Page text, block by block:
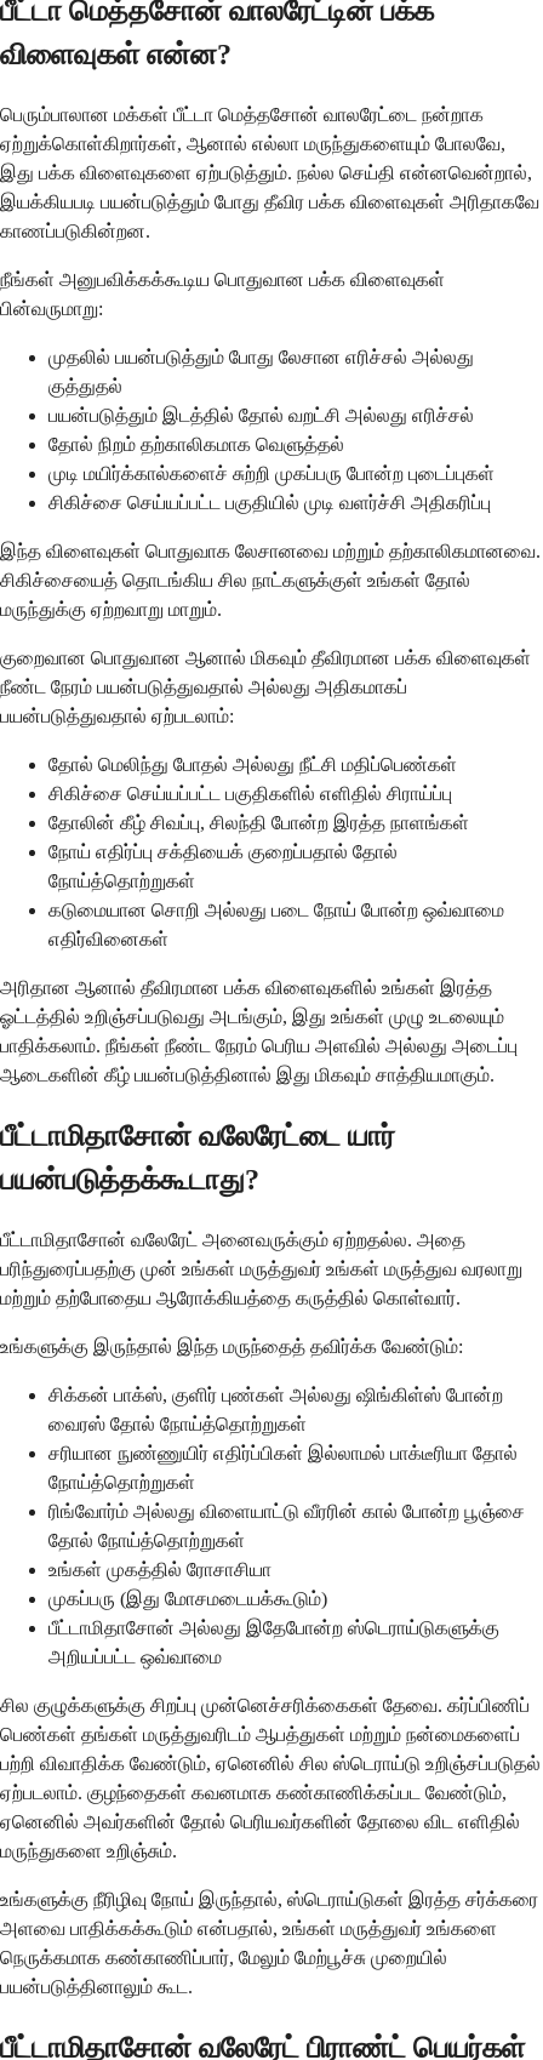
பீட்டா மெத்தசோன் வாலரேட்டின் பக்க
விளைவுகள் என்ன?
பெரும்பாலான மக்கள் பீட்டா மெத்தசோன் வாலரேட்டை நன்றாக
ஏற்றுக்கொள்கிறார்கள், ஆனால் எல்லா மருந்துகளையும் போலவே,
இது பக்க விளைவுகளை ஏற்படுத்தும். நல்ல செய்தி என்னவென்றால்,
இயக்கியபடி பயன்படுத்தும் போது தீவிர பக்க விளைவுகள் அரிதாகவே
காணப்படுகின்றன.
நீங்கள் அனுபவிக்கக்கூடிய பொதுவான பக்க விளைவுகள்
பின்வருமாறு:
முதலில் பயன்படுத்தும் போது லேசான எரிச்சல் அல்லது
குத்துதல்
பயன்படுத்தும் இடத்தில் தோல் வறட்சி அல்லது எரிச்சல்
தோல் நிறம் தற்காலிகமாக வெளுத்தல்
முடி மயிர்க்கால்களைச் சுற்றி முகப்பரு போன்ற புடைப்புகள்
சிகிச்சை செய்யப்பட்ட பகுதியில் முடி வளர்ச்சி அதிகரிப்பு
இந்த விளைவுகள் பொதுவாக லேசானவை மற்றும் தற்காலிகமானவை.
சிகிச்சையைத் தொடங்கிய சில நாட்களுக்குள் உங்கள் தோல்
மருந்துக்கு ஏற்றவாறு மாறும்.
குறைவான பொதுவான ஆனால் மிகவும் தீவிரமான பக்க விளைவுகள்
நீண்ட நேரம் பயன்படுத்துவதால் அல்லது அதிகமாகப்
பயன்படுத்துவதால் ஏற்படலாம்:
தோல் மெலிந்து போதல் அல்லது நீட்சி மதிப்பெண்கள்
சிகிச்சை செய்யப்பட்ட பகுதிகளில் எளிதில் சிராய்ப்பு
தோலின் கீழ் சிவப்பு, சிலந்தி போன்ற இரத்த நாளங்கள்
நோய் எதிர்ப்பு சக்தியைக் குறைப்பதால் தோல்
நோய்த்தொற்றுகள்
கடுமையான சொறி அல்லது படை நோய் போன்ற ஒவ்வாமை
எதிர்வினைகள்
அரிதான ஆனால் தீவிரமான பக்க விளைவுகளில் உங்கள் இரத்த
ஓட்டத்தில் உறிஞ்சப்படுவது அடங்கும், இது உங்கள் முழு உடலையும்
பாதிக்கலாம். நீங்கள் நீண்ட நேரம் பெரிய அளவில் அல்லது அடைப்பு
ஆடைகளின் கீழ் பயன்படுத்தினால் இது மிகவும் சாத்தியமாகும்.
பீட்டாமிதாசோன் வலேரேட்டை யார்
பயன்படுத்தக்கூடாது?
பீட்டாமிதாசோன் வலேரேட் அனைவருக்கும் ஏற்றதல்ல. அதை
பரிந்துரைப்பதற்கு முன் உங்கள் மருத்துவர் உங்கள் மருத்துவ வரலாறு
மற்றும் தற்போதைய ஆரோக்கியத்தை கருத்தில் கொள்வார்.
உங்களுக்கு இருந்தால் இந்த மருந்தைத் தவிர்க்க வேண்டும்:
சிக்கன் பாக்ஸ், குளிர் புண்கள் அல்லது ஷிங்கிள்ஸ் போன்ற
வைரஸ் தோல் நோய்த்தொற்றுகள்
சரியான நுண்ணுயிர் எதிர்ப்பிகள் இல்லாமல் பாக்டீரியா தோல்
நோய்த்தொற்றுகள்
ரிங்வோர்ம் அல்லது விளையாட்டு வீரரின் கால் போன்ற பூஞ்சை
தோல் நோய்த்தொற்றுகள்
உங்கள் முகத்தில் ரோசாசியா
முகப்பரு (இது மோசமடையக்கூடும்)
பீட்டாமிதாசோன் அல்லது இதேபோன்ற ஸ்டெராய்டுகளுக்கு
அறியப்பட்ட ஒவ்வாமை
சில குழுக்களுக்கு சிறப்பு முன்னெச்சரிக்கைகள் தேவை. கர்ப்பிணிப்
பெண்கள் தங்கள் மருத்துவரிடம் ஆபத்துகள் மற்றும் நன்மைகளைப்
பற்றி விவாதிக்க வேண்டும், ஏனெனில் சில ஸ்டெராய்டு உறிஞ்சப்படுதல்
ஏற்படலாம். குழந்தைகள் கவனமாக கண்காணிக்கப்பட வேண்டும்,
ஏனெனில் அவர்களின் தோல் பெரியவர்களின் தோலை விட எளிதில்
மருந்துகளை உறிஞ்சும்.
உங்களுக்கு நீரிழிவு நோய் இருந்தால், ஸ்டெராய்டுகள் இரத்த சர்க்கரை
அளவை பாதிக்கக்கூடும் என்பதால், உங்கள் மருத்துவர் உங்களை
நெருக்கமாக கண்காணிப்பார், மேலும் மேற்பூச்சு முறையில்
பயன்படுத்தினாலும் கூட.
பீட்டாமிதாசோன் வலேரேட் பிராண்ட் பெயர்கள்